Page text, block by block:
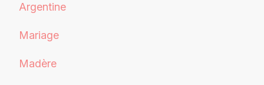
Argentine
Mariage
Madère